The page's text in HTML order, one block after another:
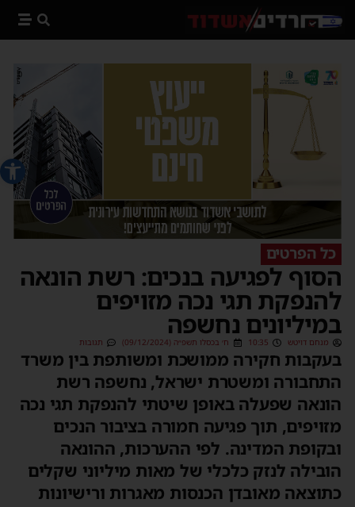
פתח
כל הפרטים
הסוף לפגיעה בנכים: רשת הונאה
להנפקת תגי נכה מזויפים
במיליונים נחשפה
מנחם דויטש 10:35 ח׳ בכסלו תשפ״ה (09/12/2024) תגובות
בעקבות חקירה ממושכת ומשותפת בין משרד
התחבורה ומשטרת ישראל, נחשפה רשת
הונאה שפעלה באופן שיטתי להנפקת תגי נכה
מזויפים, תוך פגיעה חמורה בציבור הנכים
ובקופת המדינה. לפי ההערכות, ההונאה
הובילה לנזק כלכלי של מאות מיליוני שקלים
כתוצאה מאובדן הכנסות מאגרות ורישיונות